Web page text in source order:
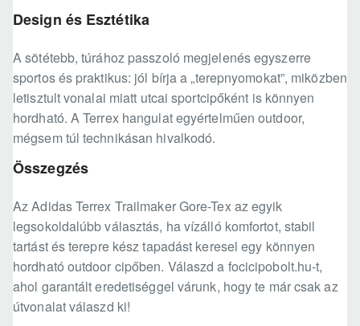
Design és Esztétika
A sötétebb, túrához passzoló megjelenés egyszerre
sportos és praktikus: jól bírja a „terepnyomokat”, miközben
letisztult vonalai miatt utcai sportcipőként is könnyen
hordható. A Terrex hangulat egyértelműen outdoor,
mégsem túl technikásan hivalkodó.
Összegzés
Az Adidas Terrex Trailmaker Gore-Tex az egyik
legsokoldalúbb választás, ha vízálló komfortot, stabil
tartást és terepre kész tapadást keresel egy könnyen
hordható outdoor cipőben. Válaszd a focicipobolt.hu-t,
ahol garantált eredetiséggel várunk, hogy te már csak az
útvonalat válaszd ki!